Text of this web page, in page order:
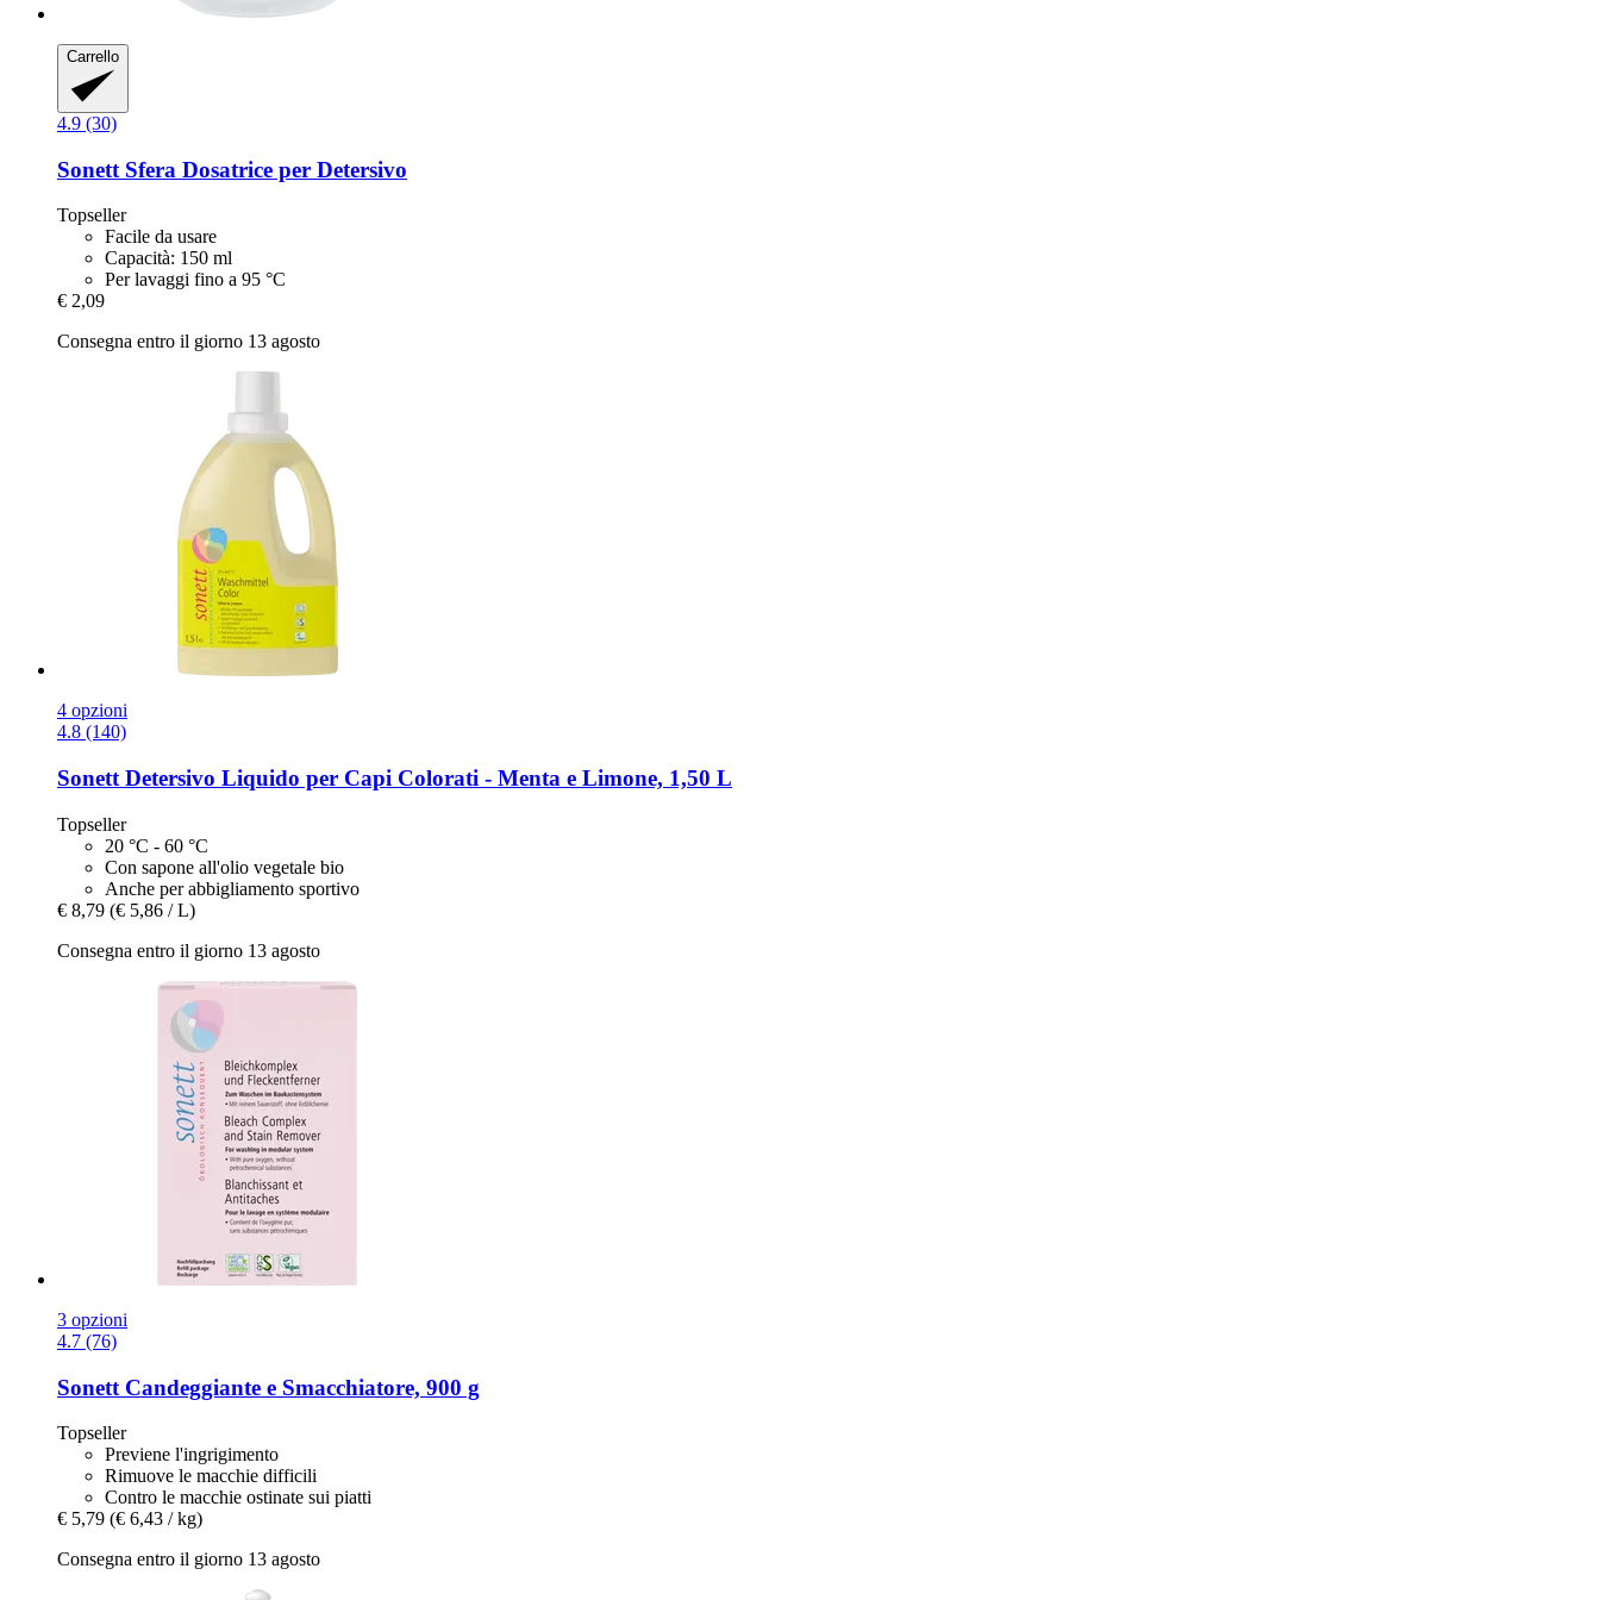
Carrello
4.9 (30)
Sonett Sfera Dosatrice per Detersivo
Topseller
Facile da usare
Capacità: 150 ml
Per lavaggi fino a 95 °C
€ 2,09
Consegna entro il giorno 13 agosto
4 opzioni
4.8 (140)
Sonett Detersivo Liquido per Capi Colorati -​ Menta e Limone, 1,50 L
Topseller
20 °C - 60 °C
Con sapone all'olio vegetale bio
Anche per abbigliamento sportivo
€ 8,79 (€ 5,86 / L)
Consegna entro il giorno 13 agosto
3 opzioni
4.7 (76)
Sonett Candeggiante e Smacchiatore, 900 g
Topseller
Previene l'ingrigimento
Rimuove le macchie difficili
Contro le macchie ostinate sui piatti
€ 5,79 (€ 6,43 / kg)
Consegna entro il giorno 13 agosto